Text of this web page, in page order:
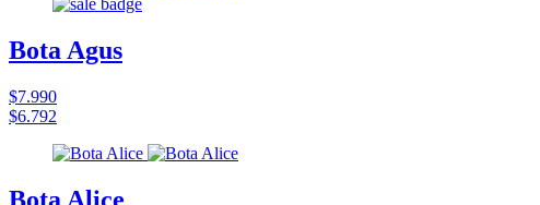
Bota Agus
$7.990
$6.792
Bota Alice